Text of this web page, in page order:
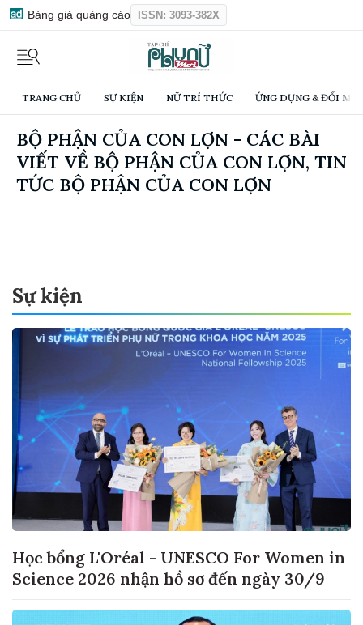
Bảng giá quảng cáo ISSN: 3093-382X
TRANG CHỦ SỰ KIỆN NỮ TRÍ THỨC ỨNG DỤNG & ĐỔI
BỘ PHẬN CỦA CON LỢN - CÁC BÀI
VIẾT VỀ BỘ PHẬN CỦA CON LỢN, TIN
TỨC BỘ PHẬN CỦA CON LỢN
Sự kiện
Học bổng L'Oréal - UNESCO For Women in
Science 2026 nhận hồ sơ đến ngày 30/9